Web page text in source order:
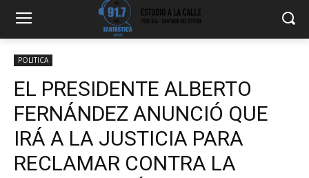
POLITICA
EL PRESIDENTE ALBERTO
FERNÁNDEZ ANUNCIÓ QUE
IRÁ A LA JUSTICIA PARA
RECLAMAR CONTRA LA